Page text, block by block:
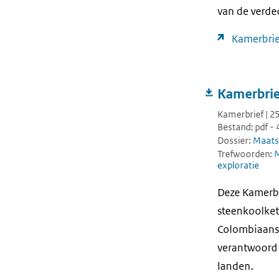
van de
Kamerbrief |
Bestand: pdf -
Dossier:
Trefwoorden:
exploratie
Deze
verantwoord
landen.